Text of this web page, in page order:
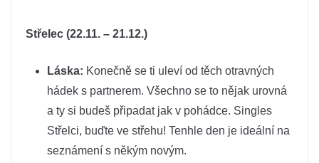
Střelec (22.11. – 21.12.)
Láska: Konečně se ti uleví od těch otravných
hádek s partnerem. Všechno se to nějak urovná
a ty si budeš připadat jak v pohádce. Singles
Střelci, buďte ve střehu! Tenhle den je ideální na
seznámení s někým novým.